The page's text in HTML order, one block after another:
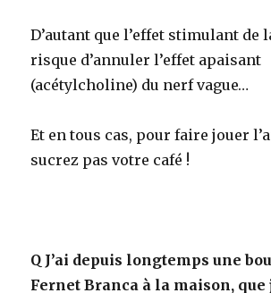
D’autant que l’effet stimulant de
risque d’annuler l’effet apaisant
(acétylcholine) du nerf vague…
Et en tous cas, pour faire jouer
sucrez pas votre café !
Q J’ai depuis longtemps une
Fernet Branca à la maison, que